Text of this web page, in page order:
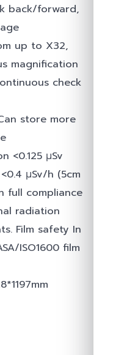
back/forward,
up to X32,
magnification
check
store more
<0.125 μSv
μSv/h (5cm
full compliance
radiation
Film safety In
ISO1600 film